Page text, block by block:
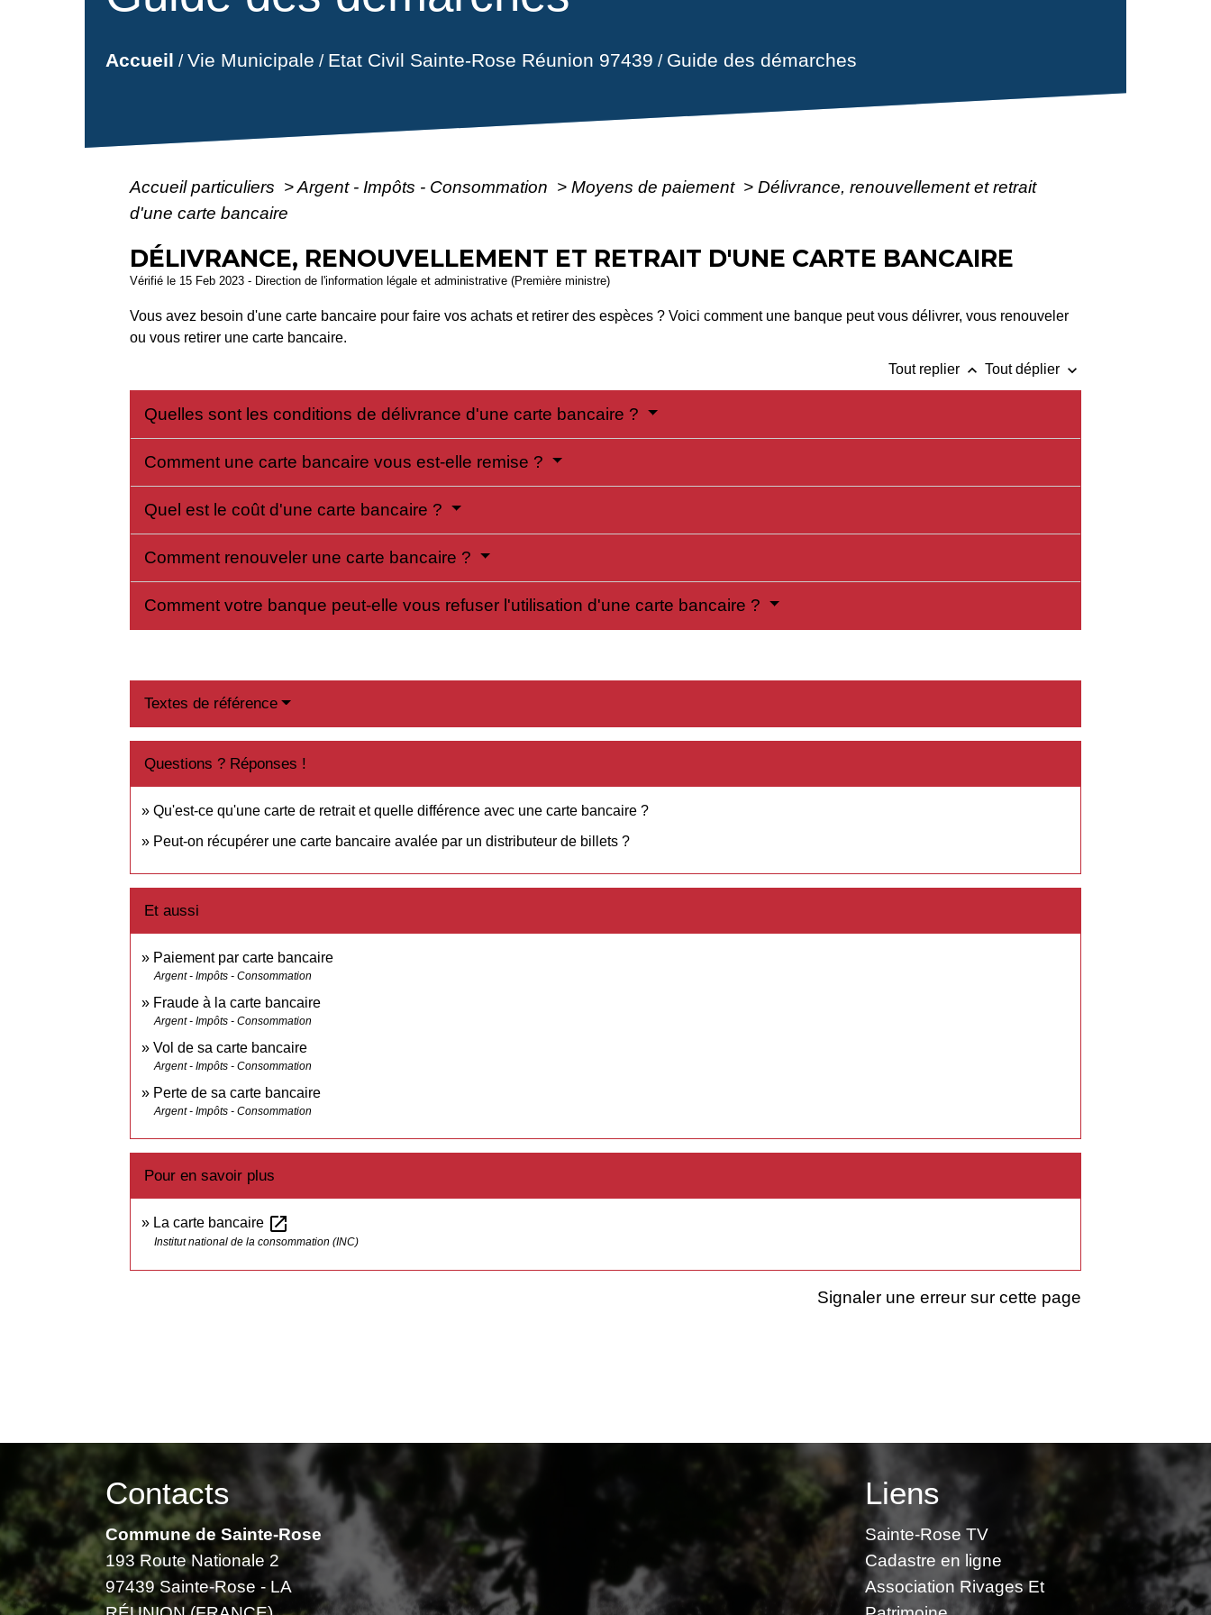
Accueil /Vie Municipale / Etat Civil Sainte-Rose Réunion 97439 / Guide des démarches
Accueil particuliers >Argent - Impôts - Consommation > Moyens de paiement > Délivrance, renouvellement et retrait
d'une carte bancaire
DÉLIVRANCE, RENOUVELLEMENT ET RETRAIT D'UNE CARTE BANCAIRE
Vérifié le 15 Feb 2023 - Direction de l'information légale et administrative (Première ministre)
Vous avez besoin d'une carte bancaire pour faire vos achats et retirer des espèces ? Voici comment une banque peut vous délivrer, vous renouveler
ou vous retirer une carte bancaire.
Tout replier keyboard_arrow_up Tout déplier keyboard_arrow_down
Quelles sont les conditions de délivrance d'une carte bancaire ?
Comment une carte bancaire vous est-elle remise ?
Quel est le coût d'une carte bancaire ?
Comment renouveler une carte bancaire ?
Comment votre banque peut-elle vous refuser l'utilisation d'une carte bancaire ?
Textes de référence
Questions ? Réponses !
Qu'est-ce qu'une carte de retrait et quelle différence avec une carte bancaire ?
Peut-on récupérer une carte bancaire avalée par un distributeur de billets ?
Et aussi
Paiement par carte bancaire
Argent - Impôts - Consommation
Fraude à la carte bancaire
Argent - Impôts - Consommation
Vol de sa carte bancaire
Argent - Impôts - Consommation
Perte de sa carte bancaire
Argent - Impôts - Consommation
Pour en savoir plus
La carte bancaire open_in_new
Institut national de la consommation (INC)
Signaler une erreur sur cette page
Contacts
Commune de Sainte-Rose
193 Route Nationale 2
97439 Sainte-Rose - LA
Liens
Sainte-Rose TV
Cadastre en ligne
Association Rivages Et